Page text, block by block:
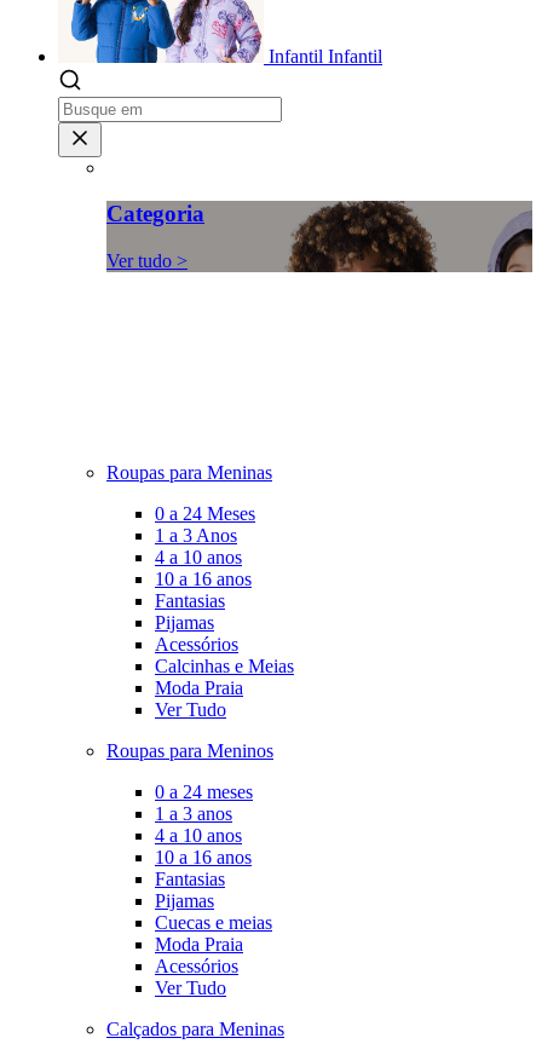
Infantil Infantil
Categoria
Ver tudo >
Roupas para Meninas
0 a 24 Meses
1 a 3 Anos
4 a 10 anos
10 a 16 anos
Fantasias
Pijamas
Acessórios
Calcinhas e Meias
Moda Praia
Ver Tudo
Roupas para Meninos
0 a 24 meses
1 a 3 anos
4 a 10 anos
10 a 16 anos
Fantasias
Pijamas
Cuecas e meias
Moda Praia
Acessórios
Ver Tudo
Calçados para Meninas